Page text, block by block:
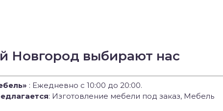
Новгород выбирают нас
: Ежедневно с 10:00 до 20:00.
: Изготовление мебели под заказ, Мебель